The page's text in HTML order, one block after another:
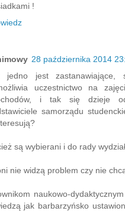
!
28 października 2014
jedno jest zastanawiające,
uczestnictwo na
i tak się dzieje
samorządu
są wybierani i do rady
nie widzą problem czy nie
naukowo-
jak barbarzyńsko